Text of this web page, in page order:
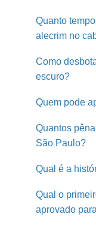
Quanto
alecrim no
Como
escuro?
Quem pode
Quantos
São Paulo?
Qual é a
Qual o
aprovado